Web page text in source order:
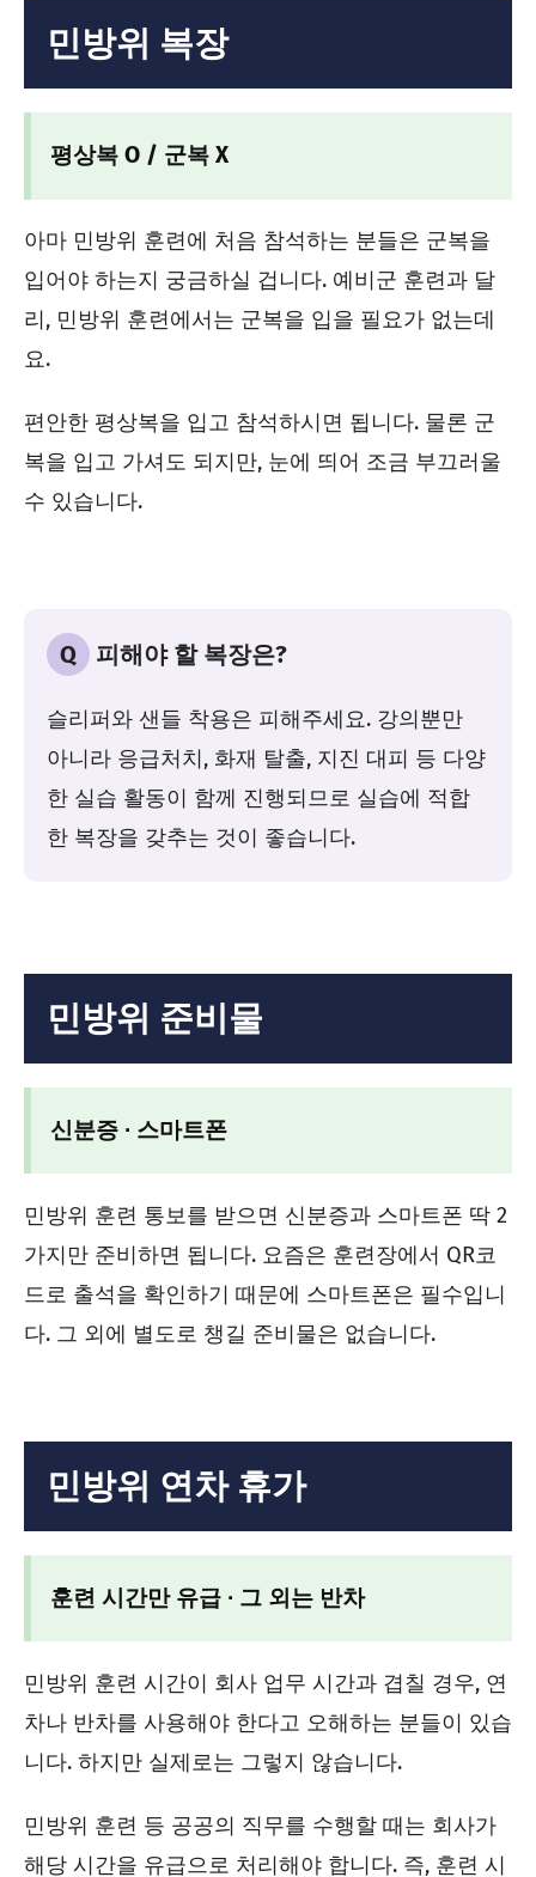
민방위 복장
평상복 O / 군복 X
아마 민방위 훈련에 처음 참석하는 분들은 군복을
입어야 하는지 궁금하실 겁니다. 예비군 훈련과 달
리, 민방위 훈련에서는 군복을 입을 필요가 없는데
요.
편안한 평상복을 입고 참석하시면 됩니다. 물론 군
복을 입고 가셔도 되지만, 눈에 띄어 조금 부끄러울
수 있습니다.
Q 피해야 할 복장은?
슬리퍼와 샌들 착용은 피해주세요. 강의뿐만
아니라 응급처치, 화재 탈출, 지진 대피 등 다양
한 실습 활동이 함께 진행되므로 실습에 적합
한 복장을 갖추는 것이 좋습니다.
민방위 준비물
신분증 ∙ 스마트폰
민방위 훈련 통보를 받으면 신분증과 스마트폰 딱 2
가지만 준비하면 됩니다. 요즘은 훈련장에서 QR코
드로 출석을 확인하기 때문에 스마트폰은 필수입니
다. 그 외에 별도로 챙길 준비물은 없습니다.
민방위 연차 휴가
훈련 시간만 유급 ∙ 그 외는 반차
민방위 훈련 시간이 회사 업무 시간과 겹칠 경우, 연
차나 반차를 사용해야 한다고 오해하는 분들이 있습
니다. 하지만 실제로는 그렇지 않습니다.
민방위 훈련 등 공공의 직무를 수행할 때는 회사가
해당 시간을 유급으로 처리해야 합니다. 즉, 훈련 시